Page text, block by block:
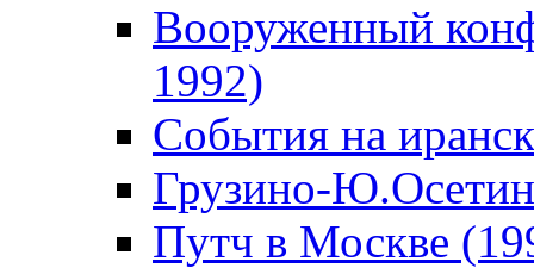
Вооруженный
1992)
События на
Грузино-
Путч в Москве